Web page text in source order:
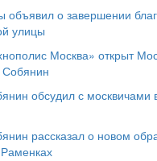
объявил о завершении
улицы
Москва» открыт
обсудил с москвичами
рассказал о новом